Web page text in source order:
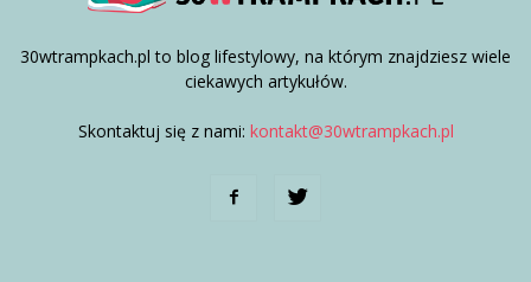
30wtrampkach.pl to blog lifestylowy, na którym znajdziesz wiele
ciekawych artykułów.
Skontaktuj się z nami: kontakt@30wtrampkach.pl